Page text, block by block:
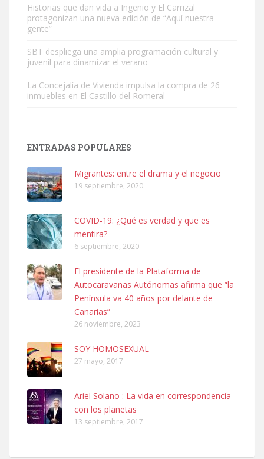
Busco adopción responsable para mi perra. Pastor alemán,
hembra, 4 años. Por motivos personales ...
Leales.org » Gran Canaria
Leales.org » Gran Canaria
Ninfa perdida
El día 5 se los perdió una ninfa papillera, asustada tiene miedo a la
calle, se perdió por la zon...
Leales.org » Gran Canaria
6.7.2025
Adopcion
Busco casa de acogida para mi perrita ya que por temas de trabajo
no la puedo tener. Solo gente r...
Historias que dan vida a Ingenio y El Carrizal
protagonizan una nueva edición de “Aquí nuestra
gente”
SBT despliega una amplia programación cultural y
juvenil para dinamizar el verano
La Concejalía de Vivienda impulsa la compra de 26
inmuebles en El Castillo del Romeral
ENTRADAS POPULARES
Migrantes: entre el drama y el negocio
19 septiembre, 2020
COVID-19: ¿Qué es verdad y que es
mentira?
6 septiembre, 2020
El presidente de la Plataforma de
Autocaravanas Autónomas afirma que “la
Península va 40 años por delante de
Canarias”
26 noviembre, 2023
SOY HOMOSEXUAL
27 mayo, 2017
Ariel Solano : La vida en correspondencia
con los planetas
13 septiembre, 2017